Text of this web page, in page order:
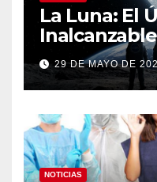
La Luna: El
29 DE MAYO DE
NOTICIAS